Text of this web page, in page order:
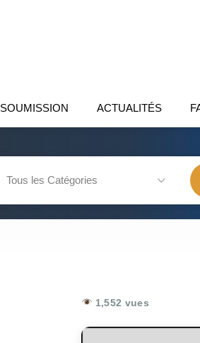
SOUMISSION ACTUALITÉS
Tous les Catégories
1,552 vues